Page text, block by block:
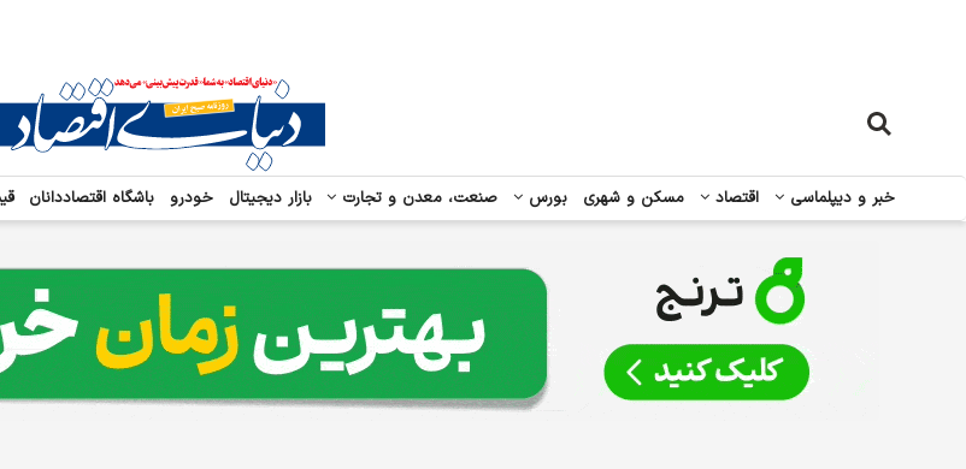
خبر و دیپلماسی اقتصاد مسکن و شهری بورس صنعت، معدن و تجارت بازار دیجیتال خودرو باشگاه اقتصاددانان